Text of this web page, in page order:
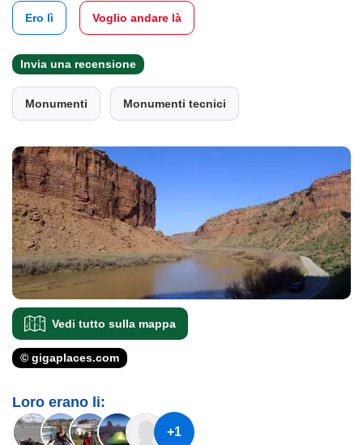
Ero lì Voglio andare là
Invia una recensione
Monumenti Monumenti tecnici
Vedi tutto sulla mappa
© gigaplaces.com
Loro erano li:
+1